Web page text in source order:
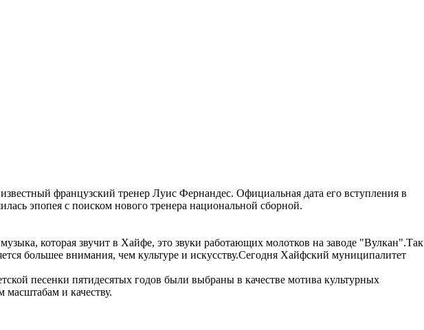
французский тренер Луис Фернандес. Официальная дата его вступления в
эпопея с поиском нового тренера национальной сборной.
которая звучит в Хайфе, это звуки работающих молотков на заводе "Вулкан".Так
большее внимания, чем культуре и искусству.Сегодня Хайфский муниципалитет
песенки пятидесятых годов были выбраны в качестве мотива культурных
масштабам и качеству.